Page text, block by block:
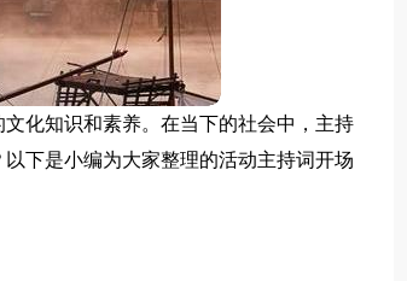
化知识和素养。在当下的社会中，主持
下是小编为大家整理的活动主持词开场